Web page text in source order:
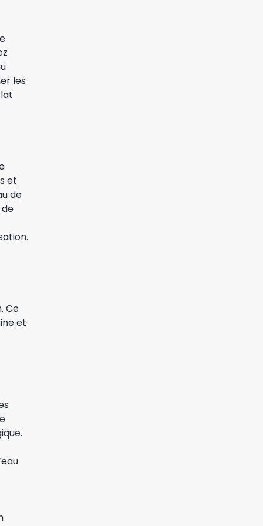
les
et
de
Ce
et